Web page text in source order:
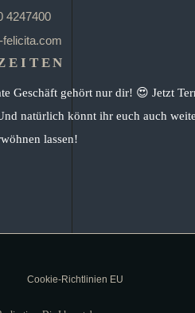
4247400
Geschäft gehört nur dir! 😍 Jetzt
natürlich könnt ihr euch auch
lassen!
Cookie-Richtlinien EU